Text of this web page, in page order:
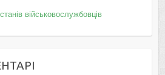
військовослужбовців